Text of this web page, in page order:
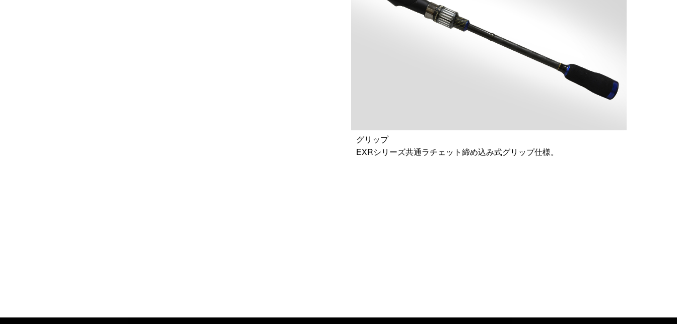
グリップ
EXRシリーズ共通ラチェット締め込み式グリップ仕様。